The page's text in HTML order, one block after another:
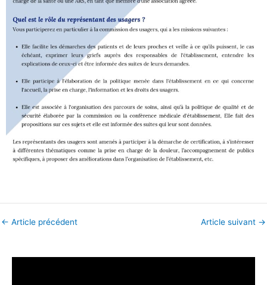
← Article précédent Article suivant →